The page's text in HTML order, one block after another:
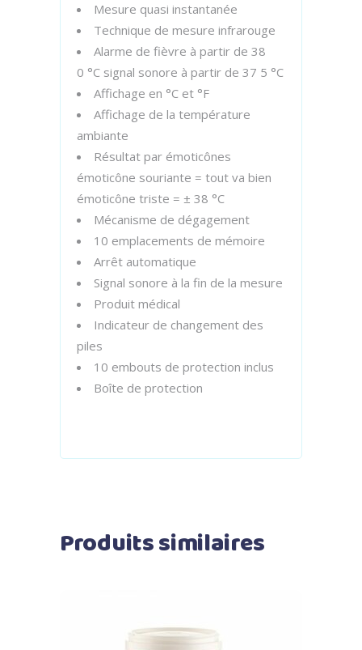
Mesure quasi instantanée
Technique de mesure infrarouge
Alarme de fièvre à partir de 38
0 °C signal sonore à partir de 37 5 °C
Affichage en °C et °F
Affichage de la température
ambiante
Résultat par émoticônes
émoticône souriante = tout va bien
émoticône triste = ± 38 °C
Mécanisme de dégagement
10 emplacements de mémoire
Arrêt automatique
Signal sonore à la fin de la mesure
Produit médical
Indicateur de changement des
piles
10 embouts de protection inclus
Boîte de protection
Produits similaires